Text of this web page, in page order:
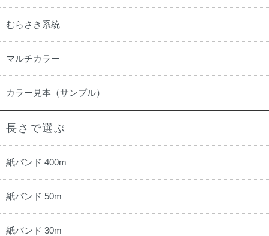
むらさき系統
マルチカラー
カラー見本（サンプル）
長さで選ぶ
紙バンド 400m
紙バンド 50m
紙バンド 30m